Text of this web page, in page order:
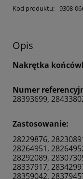
Kod produktu: 9308-
Opis
Nakrętka
Numer
28393699,
Zastosowanie:
28229876,
28264951,
28292089,
28337917,
28359042,